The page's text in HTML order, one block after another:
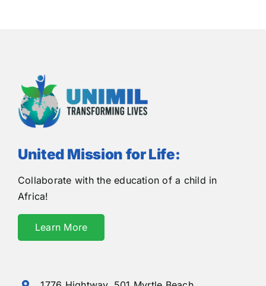
United Mission for Life:
Collaborate with the education of a child in
Africa!
Learn More